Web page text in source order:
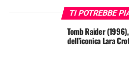
TI POTREBBE
Tomb Raider
dell’iconica Lara